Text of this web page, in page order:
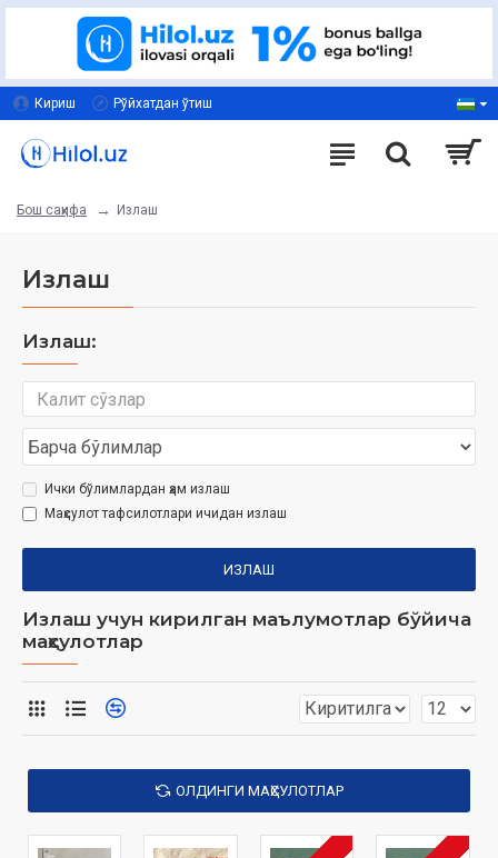
Кириш Рўйхатдан ўтиш
Бош саҳифа Излаш
Излаш
Излаш:
Ички бўлимлардан ҳам излаш
Маҳсулот тафсилотлари ичидан излаш
ИЗЛАШ
Излаш учун кирилган маълумотлар бўйича
маҳсулотлар
ОЛДИНГИ МАҲСУЛОТЛАР